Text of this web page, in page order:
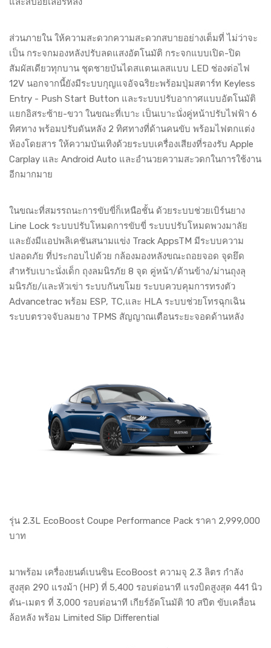
ส่วนภายใน ให้ความสะดวกความสะดวกสบายอย่างเต็มที่ ไม่ว่าจะ
เป็น กระจกมองหลังปรับลดแสงอัตโนมัติ กระจกแบบเปิด-ปิด
สัมผัสเดียวทุกบาน ชุดชายบันไดสแตนเลสแบบ LED ช่องต่อไฟ
12V นอกจากนี้ยังมีระบบกุญแจอัจฉริยะพร้อมปุ่มสตาร์ท Keyless
Entry - Push Start Button และระบบปรับอากาศแบบอัตโนมัติ
แยกอิสระซ้าย-ขวา ในขณะที่เบาะ เป็นเบาะนั่งคู่หน้าปรับไฟฟ้า 6
ทิศทาง พร้อมปรับดันหลัง 2 ทิศทางที่ด้านคนขับ พร้อมไฟตกแต่ง
ห้องโดยสาร ให้ความบันเทิงด้วยระบบเครื่องเสียงที่รองรับ Apple
Carplay และ Android Auto และอำนวยความสะวดกในการใช้งาน
อีกมากมาย
ในขณะที่สมรรถนะการขับขี่ก็เหนือชั้น ด้วยระบบช่วยเบิร์นยาง
Line Lock ระบบปรับโหมดการขับขี่ ระบบปรับโหมดพวงมาลัย
และยังมีแอปพลิเคชันสนามแข่ง Track AppsTM มีระบบความ
ปลอดภัย ที่ประกอบไปด้วย กล้องมองหลังขณะถอยจอด จุดยึด
สำหรับเบาะนั่งเด็ก ถุงลมนิรภัย 8 จุด คู่หน้า/ด้านข้าง/ม่านถุงลุ
มนิรภัย/และหัวเข่า ระบบกันขโมย ระบบควบคุมการทรงตัว
Advancetrac พร้อม ESP, TC,และ HLA ระบบช่วยโทรฉุกเฉิน
ระบบตรวจจับลมยาง TPMS สัญญาณเตือนระยะจอดด้านหลัง
รุ่น 2.3L EcoBoost Coupe Performance Pack ราคา 2,999,000
บาท
มาพร้อม เครื่องยนต์เบนซิน EcoBoost ความจุ 2.3 ลิตร กำลัง
สูงสุด 290 แรงม้า (HP) ที่ 5,400 รอบต่อนาที แรงบิดสูงสุด 441 นิว
ตัน-เมตร ที่ 3,000 รอบต่อนาที เกียร์อัตโนมัติ 10 สปีต ขับเคลื่อน
ล้อหลัง พร้อม Limited Slip Differential